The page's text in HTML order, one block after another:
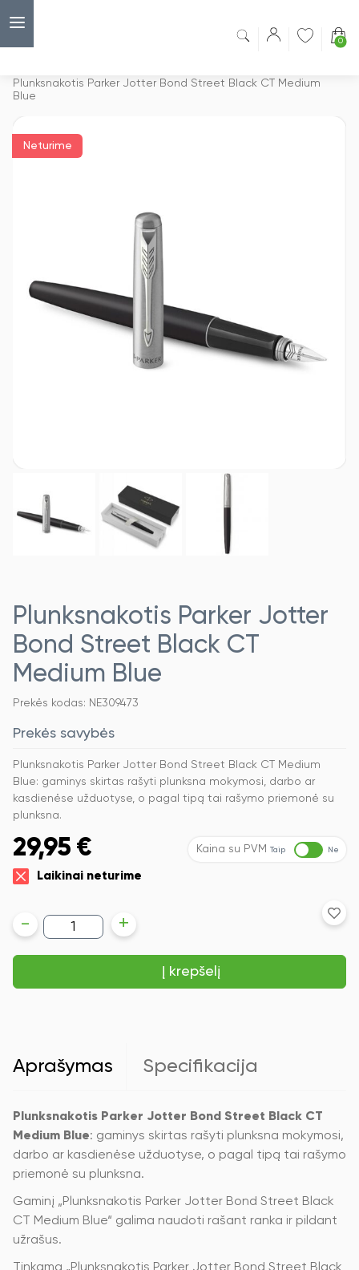
0
Plunksnakotis Parker Jotter Bond Street Black CT Medium
Blue
Neturime
Plunksnakotis Parker Jotter
Bond Street Black CT
Medium Blue
Prekės kodas: NE309473
Prekės savybės
Plunksnakotis Parker Jotter Bond Street Black CT Medium
Blue: gaminys skirtas rašyti plunksna mokymosi, darbo ar
kasdienėse užduotyse, o pagal tipą tai rašymo priemonė su
plunksna.
29,95 € Kaina su PVM Taip Ne
Laikinai neturime
produkto
kiekis:
Plunksnakotis
Parker
Bond
Blue
- +
Į krepšelį
Aprašymas Specifikacija
Plunksnakotis Parker Jotter Bond Street Black CT
Medium Blue: gaminys skirtas rašyti plunksna mokymosi,
darbo ar kasdienėse užduotyse, o pagal tipą tai rašymo
priemonė su plunksna.
Gaminį „Plunksnakotis Parker Jotter Bond Street Black
CT Medium Blue“ galima naudoti rašant ranka ir pildant
užrašus.